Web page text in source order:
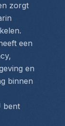
zorgt
een
en
binnen
bent